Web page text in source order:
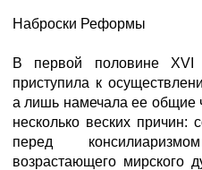
Наброски Реформы
В первой половине
приступила к
а лишь намечала ее общие
несколько веских причин:
перед
возрастающего мирского